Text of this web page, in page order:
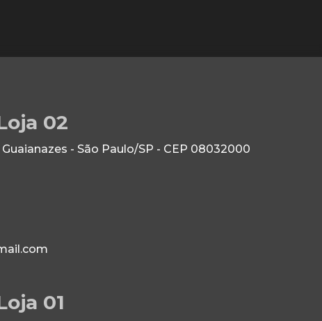
02
- São Paulo/SP - CEP 08032000
01